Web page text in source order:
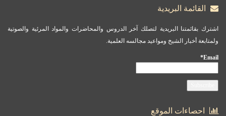
القائمة البريدية
اشترك بقائمتنا البريدية لتصلك آخر الدروس والمحاضرات والمواد المرئية والصوتية
ولمتابعة أخبار الشيخ ومواعيد مجالسه العلمية.
Email*
احصاءات الموقع